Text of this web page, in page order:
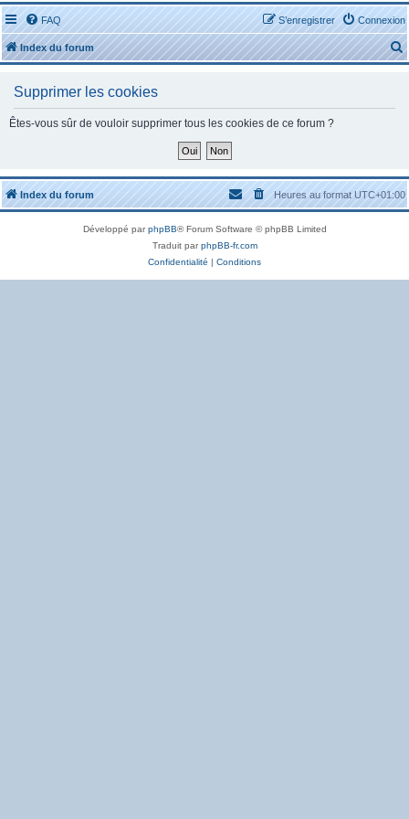
FAQ Connexion
S’enregistrer
Index du forum
e
c
h
Supprimer les cookies
Êtes-vous sûr de vouloir supprimer tous les cookies de ce forum ?
Index du forum Heures au formatUTC+01:00
Développé parphpBB® Forum Software © phpBB Limited
Traduit parphpBB-fr.com
Confidentialité | Conditions